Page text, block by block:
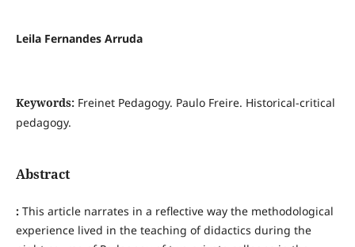
Leila Fernandes Arruda
Keywords: Freinet Pedagogy. Paulo Freire. Historical-critical
pedagogy.
Abstract
:This article narrates in a reflective way the methodological
experience lived in the teaching of didactics during the